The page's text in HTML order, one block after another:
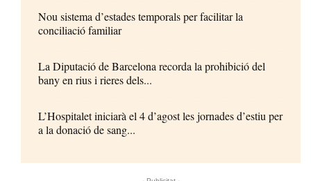
Nou sistema d’estades temporals per facilitar la
conciliació familiar
La Diputació de Barcelona recorda la prohibició del
bany en rius i rieres dels...
L’Hospitalet iniciarà el 4 d’agost les jornades d’estiu per
a la donació de sang...